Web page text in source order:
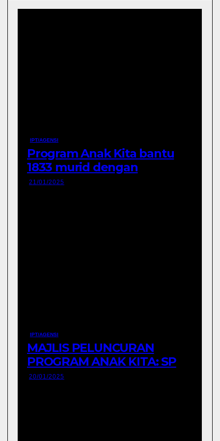
IPT/AGENSI
Program Anak Kita bantu
1833 murid dengan
penyerahan peranti di
21/01/2025
IPT/AGENSI
MAJLIS PELUNCURAN
PROGRAM ANAK KITA: SPM
2025 (USM) DAN
20/01/2025